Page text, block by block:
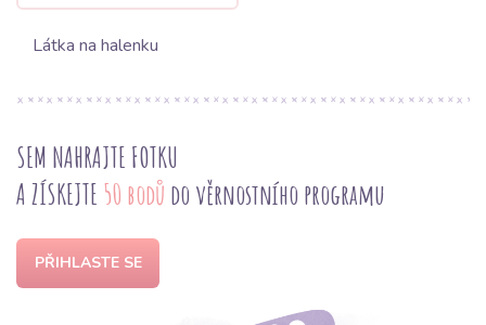
Látka na halenku
SEM NAHRAJTE FOTKU
A ZÍSKEJTE 50 bodů do věrnostního programu
PŘIHLASTE SE